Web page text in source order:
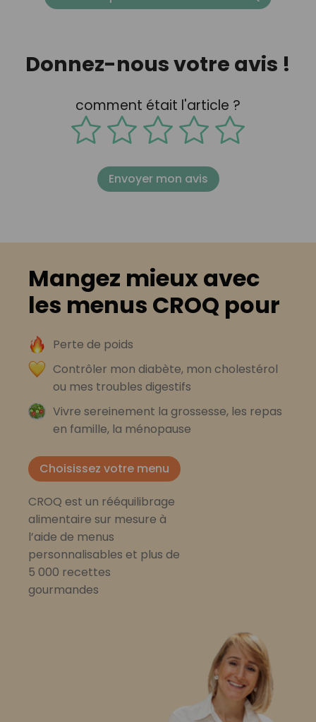
Donnez-nous votre avis !
comment était l'article ?
Envoyer mon avis
Mangez mieux avec
les menus CROQ pour
Perte de poids
Contrôler mon diabète, mon cholestérol
ou mes troubles digestifs
Vivre sereinement la grossesse, les repas
en famille, la ménopause
Choisissez votre menu
CROQ est un rééquilibrage
alimentaire sur mesure à
l’aide de menus
personnalisables et plus de
5 000 recettes
gourmandes